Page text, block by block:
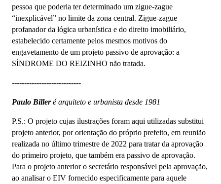
pessoa que poderia ter determinado um zigue-zague
“inexplicável” no limite da zona central. Zigue-zague
profanador da lógica urbanística e do direito imobiliário,
estabelecido certamente pelos mesmos motivos do
engavetamento de um projeto passivo de aprovação: a
SÍNDROME DO REIZINHO não tratada.
----------------------------
Paulo Billeré arquiteto e urbanista desde 1981
P.S.: O projeto cujas ilustrações foram aqui utilizadas substitui
projeto anterior, por orientação do próprio prefeito, em reunião
realizada no último trimestre de 2022 para tratar da aprovação
do primeiro projeto, que também era passivo de aprovação.
Para o projeto anterior o secretário responsável pela aprovação,
ao analisar o EIV fornecido especificamente para aquele